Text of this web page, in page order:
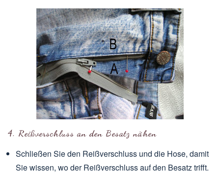
4. Reißverschluss an den Besatz nähen
Schließen Sie den Reißverschluss und die Hose, damit
Sie wissen, wo der Reißverschluss auf den Besatz trifft.